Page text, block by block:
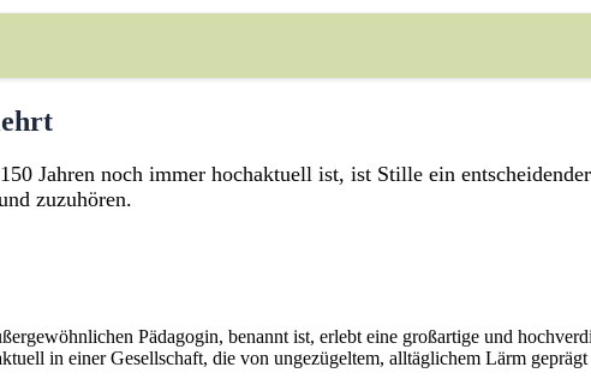
Jahren noch immer hochaktuell ist, ist Stille ein
zuzuhören.
Pädagogin, benannt ist, erlebt eine großartige und
in einer Gesellschaft, die von ungezügeltem, alltäglichem Lärm geprägt